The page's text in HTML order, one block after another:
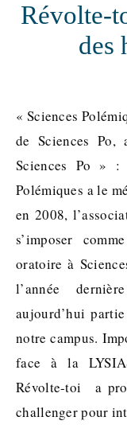
Révolte-
des
« Sciences
de Sciences
Sciences Po » :
Polémiques a le
en 2008,
s’imposer
oratoire à
l’année
aujourd’hui
notre campus.
face à la
Révolte-toi a
challenger pour